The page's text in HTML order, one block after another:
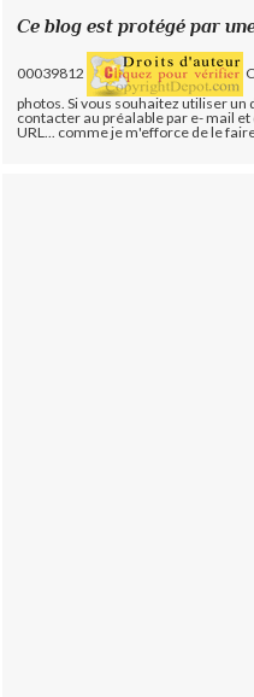
Ce blog est protégé par
00039812
photos. Si vous souhaitez utiliser
contacter au préalable par e- mail
URL... comme je m'efforce de le